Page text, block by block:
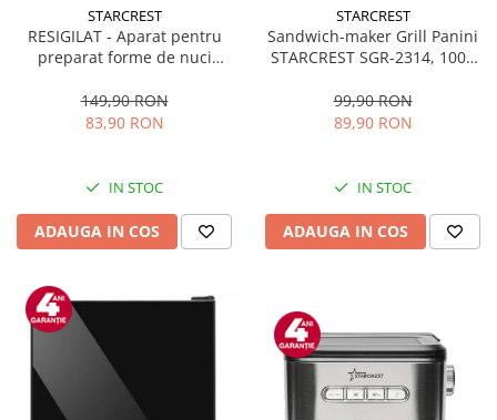
STARCREST
RESIGILAT - Aparat pentru
preparat forme de nuci
forme, 1400W, Indicator
luminos, Placi antiaderente,
149,90 RON
83,90 RON
IN STOC
ADAUGA IN COS
STARCREST
Sandwich-maker Grill Panini
STARCREST SGR-2314, 1000
Deschidere 180°, Suprafata
de gatire 23 x 14 cm, Negru
99,90 RON
89,90 RON
IN STOC
ADAUGA IN COS